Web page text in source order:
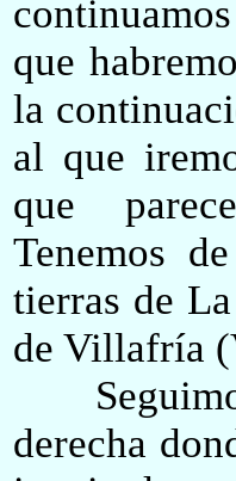
que habr
la
al que
que
Tenemos
tierras de
de Villafría
derecha